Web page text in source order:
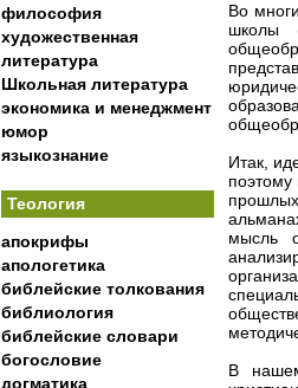
философия
художественная
литература
Школьная литература
экономика и менеджмент
юмор
языкознание
Теология
апокрифы
апологетика
библейские толкования
библиология
библейские словари
богословие
догматика
Во
школы
Итак,
поэтому
прошлых
мысль
В